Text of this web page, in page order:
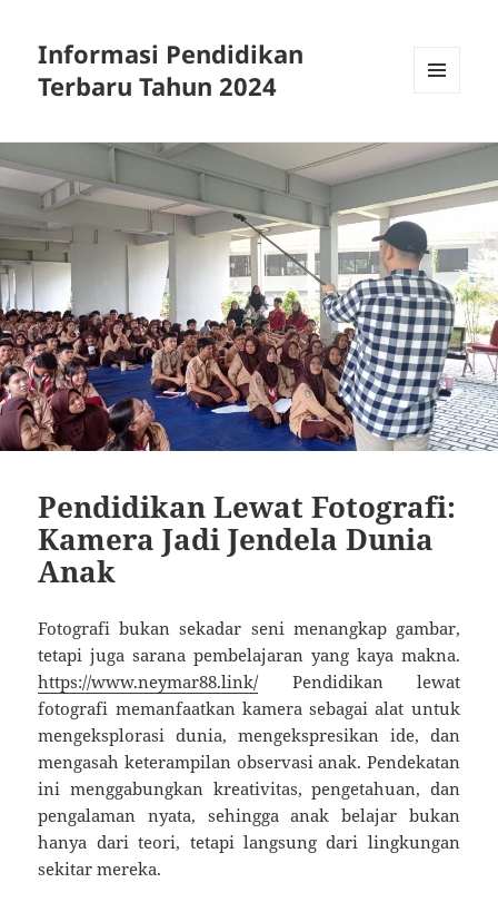
Informasi Pendidikan
Terbaru Tahun 2024
WIDGETS
Pendidikan Lewat Fotografi:
Kamera Jadi Jendela Dunia
Anak
Fotografi bukan sekadar seni menangkap gambar,
tetapi juga sarana pembelajaran yang kaya makna.
https://www.neymar88.link/Pendidikan lewat
fotografi memanfaatkan kamera sebagai alat untuk
mengeksplorasi dunia, mengekspresikan ide, dan
mengasah keterampilan observasi anak. Pendekatan
ini menggabungkan kreativitas, pengetahuan, dan
pengalaman nyata, sehingga anak belajar bukan
hanya dari teori, tetapi langsung dari lingkungan
sekitar mereka.